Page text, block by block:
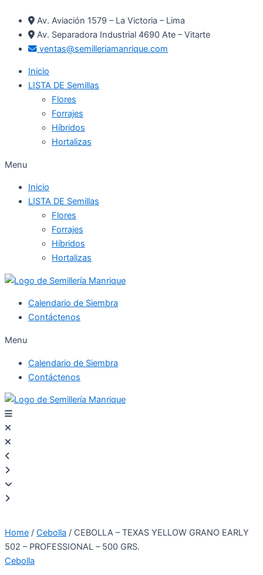
contenido
Av. Aviación 1579 – La Victoria – Lima
Av. Separadora Industrial 4690 Ate – Vitarte
ventas@semilleriamanrique.com
Inicio
LISTA DE Semillas
Flores
Forrajes
Híbridos
Hortalizas
Menu
Inicio
LISTA DE Semillas
Flores
Forrajes
Híbridos
Hortalizas
Calendario de Siembra
Contáctenos
Menu
Calendario de Siembra
Contáctenos
Home / Cebolla / CEBOLLA – TEXAS YELLOW GRANO EARLY
502 – PROFESSIONAL – 500 GRS.
Cebolla